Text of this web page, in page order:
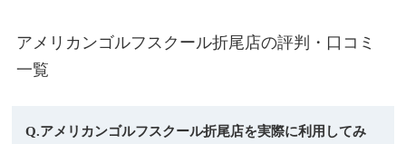
アメリカンゴルフスクール折尾店の評判・口コミ
一覧
Q.アメリカンゴルフスクール折尾店を実際に利用してみ